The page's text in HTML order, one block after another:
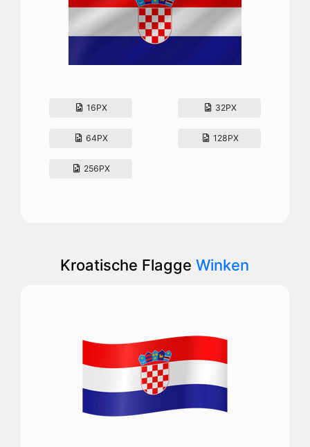
16PX 32PX
64PX 128PX
256PX
Kroatische FlaggeWinken